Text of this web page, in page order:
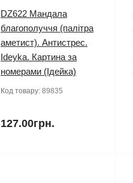
DZ622 Мандала
благополуччя (палітра
аметист). Антистрес.
Ideyka. Картина за
номерами (Ідейка)
Код товару: 89835
127.00грн.